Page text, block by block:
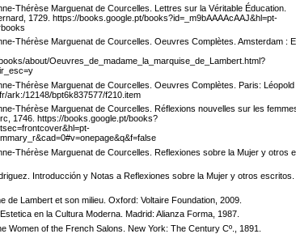
Thérèse Marguenat de Courcelles. Lettres sur la Véritable Éducation.
1729. https://books.google.pt/books?id=_m9bAAAAcAAJ&hl=pt-
Thérèse Marguenat de Courcelles. Oeuvres Complètes. Amsterdam :
about/Oeuvres_de_madame_la_marquise_de_Lambert.html?
Thérèse Marguenat de Courcelles. Oeuvres Complètes. Paris: Léopold
ark:/12148/bpt6k837577/f210.item
Thérèse Marguenat de Courcelles. Réflexions nouvelles sur les
1746. https://books.google.pt/books?
Thérèse Marguenat de Courcelles. Reflexiones sobre la Mujer y otros
Introducción y Notas a Reflexiones sobre la Mujer y otros escritos.
de Lambert et son milieu. Oxford: Voltaire Foundation, 2009.
en la Cultura Moderna. Madrid: Alianza Forma, 1987.
Women of the French Salons. New York: The Century Cº., 1891.